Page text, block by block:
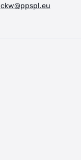
ckw@ppspl.eu